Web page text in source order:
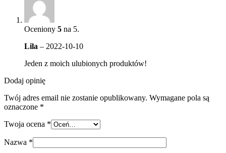
Oceniony 5 na 5.
Lila – 2022-10-10
Jeden z moich ulubionych produktów!
Dodaj opinię
Twój adres email nie zostanie opublikowany. Wymagane pola są
oznaczone *
Twoja ocena *
Nazwa *